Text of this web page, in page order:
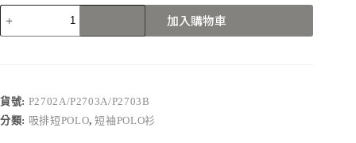
P2702A/P2703A/P2703B
數
加入購物車
貨號: P2702A/P2703A/P2703B
分類: 吸排短POLO,短袖POLO衫